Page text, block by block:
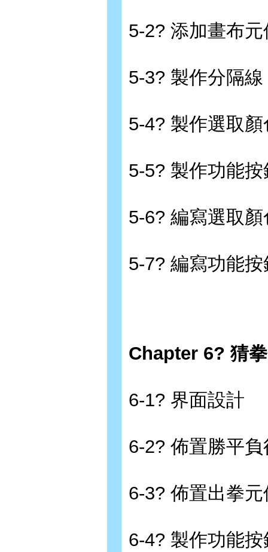
5-2? 添加畫布元
5-3? 製作分隔線
5-4? 製作選取
5-5? 製作功能按
5-6? 編寫選取
5-7? 編寫功能
Chapter 6? 猜
6-1? 界面設計
6-2? 佈置勝平
6-3? 佈置出拳元
6-4? 製作功能按